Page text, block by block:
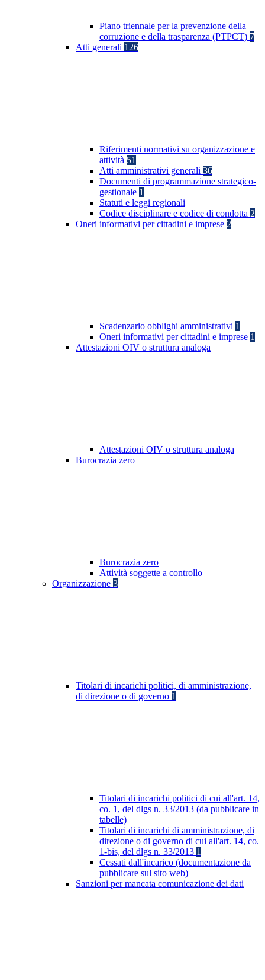
Piano triennale per la prevenzione della
corruzione e della trasparenza (PTPCT) 7
Atti generali 126
Riferimenti normativi su organizzazione e
attività 51
Atti amministrativi generali 36
Documenti di programmazione strategico-
gestionale 1
Statuti e leggi regionali
Codice disciplinare e codice di condotta 2
Oneri informativi per cittadini e imprese 2
Scadenzario obblighi amministrativi 1
Oneri informativi per cittadini e imprese 1
Attestazioni OIV o struttura analoga
Attestazioni OIV o struttura analoga
Burocrazia zero
Burocrazia zero
Attività soggette a controllo
Organizzazione 3
Titolari di incarichi politici, di amministrazione,
di direzione o di governo 1
Titolari di incarichi politici di cui all'art. 14,
co. 1, del dlgs n. 33/2013 (da pubblicare in
tabelle)
Titolari di incarichi di amministrazione, di
direzione o di governo di cui all'art. 14, co.
1-bis, del dlgs n. 33/2013 1
Cessati dall'incarico (documentazione da
pubblicare sul sito web)
Sanzioni per mancata comunicazione dei dati